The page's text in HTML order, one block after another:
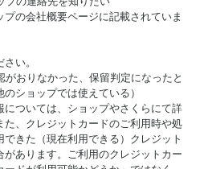
の会社概要ページに記載されていま
い。
おりなかった、保留判定になったと
ショップでは使えている）
ついては、ショップやさくらにて詳
、クレジットカードのご利用時や処
きた（現在利用できる）クレジット
あります。ご利用のクレジットカー